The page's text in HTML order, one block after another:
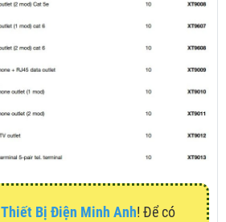
Thiết Bị Điện Minh Anh! Để có